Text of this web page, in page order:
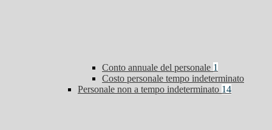
Conto annuale del personale 1
Costo personale tempo indeterminato
Personale non a tempo indeterminato 14